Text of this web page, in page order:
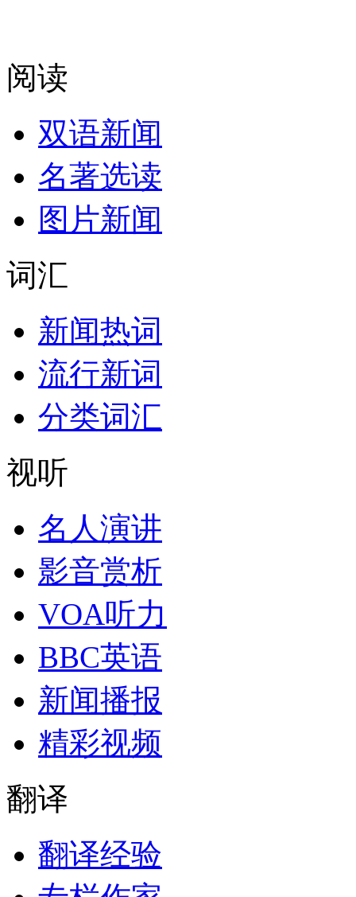
阅读
双语新闻
名著选读
图片新闻
词汇
新闻热词
流行新词
分类词汇
视听
名人演讲
影音赏析
VOA听力
BBC英语
新闻播报
精彩视频
翻译
翻译经验